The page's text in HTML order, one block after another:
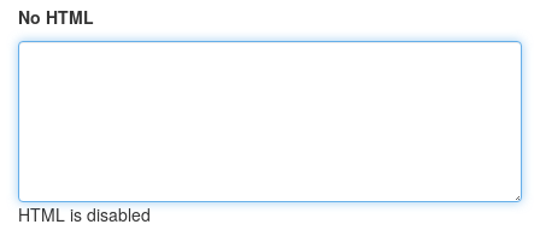
No HTML
HTML is disabled